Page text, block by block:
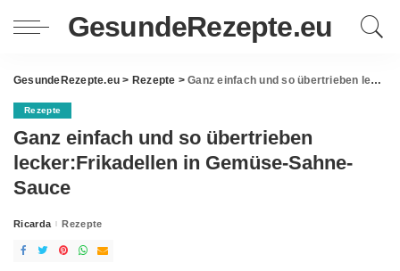
GesundeRezepte.eu
GesundeRezepte.eu > Rezepte >Ganz einfach und so übertrieben lecker:Frikadellen in Gemüse-Sahne-Sauce
Rezepte
Ganz einfach und so übertrieben
lecker:Frikadellen in Gemüse-Sahne-
Sauce
Posted
Ricarda Rezepte